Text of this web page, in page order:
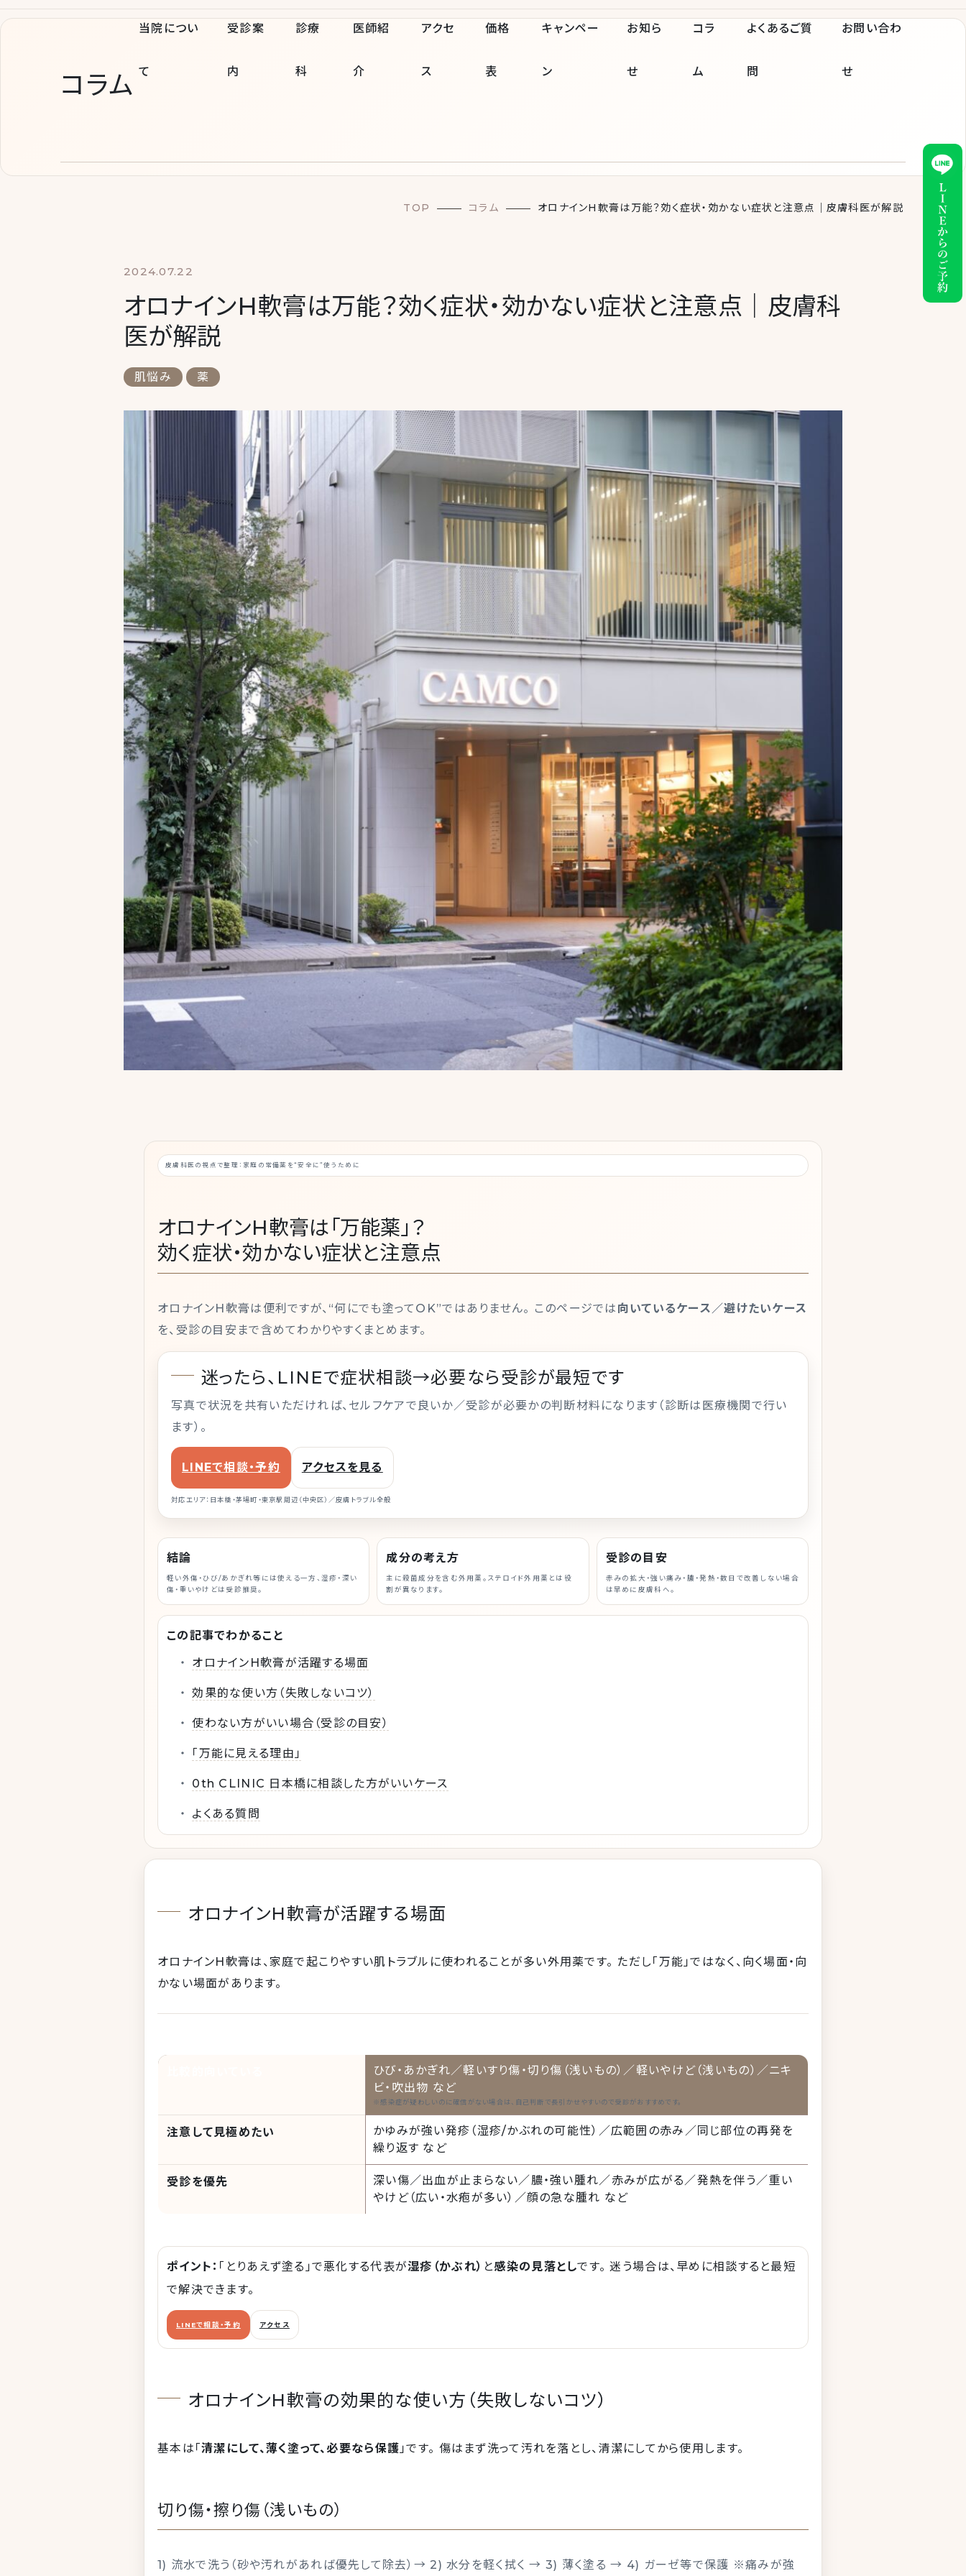
当院につい
て
受診案
内
診療
科
医師紹
介
アクセ
ス
価格
表
キャンペー
ン
お知ら
せ
コラ
ム
よくあるご質
問
お問い合わ
せ
コラム
TOP コラム オロナインH軟膏は万能？効く症状・効かない症状と注意点｜皮膚科医が解説
2024.07.22
オロナインH軟膏は万能？効く症状・効かない症状と注意点｜皮膚科
医が解説
肌悩み 薬
皮膚科医の視点で整理：家庭の常備薬を“安全に”使うために
オロナインH軟膏は「万能薬」？
効く症状・効かない症状と注意点
オロナインH軟膏は便利ですが、“何にでも塗ってOK”ではありません。 このページでは 向いているケース／避けたいケース
を、受診の目安まで含めてわかりやすくまとめます。
迷ったら、LINEで症状相談→必要なら受診が最短です
写真で状況を共有いただければ、セルフケアで良いか／受診が必要かの判断材料になります（診断は医療機関で行い
ます）。
LINEで相談・予約 アクセスを見る
対応エリア：日本橋・茅場町・東京駅周辺（中央区）／皮膚トラブル全般
結論
軽い外傷・ひび/あかぎれ等には使える一方、湿疹・深い
傷・重いやけどは受診推奨。
成分の考え方
主に殺菌成分を含む外用薬。ステロイド外用薬とは役
割が異なります。
受診の目安
赤みの拡大・強い痛み・膿・発熱・数日で改善しない場合
は早めに皮膚科へ。
この記事でわかること
オロナインH軟膏が活躍する場面
効果的な使い方（失敗しないコツ）
使わない方がいい場合（受診の目安）
「万能に見える理由」
0th CLINIC 日本橋に相談した方がいいケース
よくある質問
オロナインH軟膏が活躍する場面
オロナインH軟膏は、家庭で起こりやすい肌トラブルに使われることが多い外用薬です。 ただし「万能」ではなく、向く場面・向
かない場面があります。
ひび・あかぎれ／軽いすり傷・切り傷（浅いもの）／軽いやけど（浅いもの）／ニキ
ビ・吹出物 など
※感染症が疑わしいのに確信がない場合は、自己判断で長引かせやすいので受診がおすすめです。
注意して見極めたい
かゆみが強い発疹（湿疹/かぶれの可能性）／広範囲の赤み／同じ部位の再発を
繰り返す など
受診を優先
深い傷／出血が止まらない／膿・強い腫れ／赤みが広がる／発熱を伴う／重い
やけど（広い・水疱が多い）／顔の急な腫れ など
ポイント： 「とりあえず塗る」で悪化する代表が湿疹（かぶれ） と感染の見落としです。 迷う場合は、早めに相談すると最短
で解決できます。
LINEで相談・予約 アクセス
オロナインH軟膏の効果的な使い方（失敗しないコツ）
基本は「清潔にして、薄く塗って、必要なら保護」です。 傷はまず洗って汚れを落とし、清潔にしてから使用します。
切り傷・擦り傷（浅いもの）
1) 流水で洗う（砂や汚れがあれば優先して除去）→ 2) 水分を軽く拭く → 3) 薄く塗る → 4) ガーゼ等で保護 ※痛みが強